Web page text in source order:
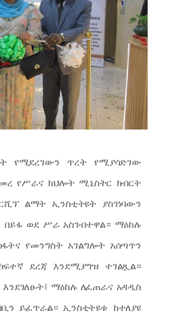
የሚደረገውን ጥረት የሚያሳድገው
የሥራና ክህሎት ሚኒስትር ክብርት
ልማት ኢንስቲትዩት ያስገነባውን
ወደ ሥራ አስገብተዋል። ማዕከሉ
የመንግስት አገልግሎት አሰጣጥን
ደረጃ እንደሚያግዝ ተገልጿል።
ማዕከሉ ለፈጠራና አዳዲስ
ይፈጥራል። ኢንስቲትዩቱ ከተለያዩ